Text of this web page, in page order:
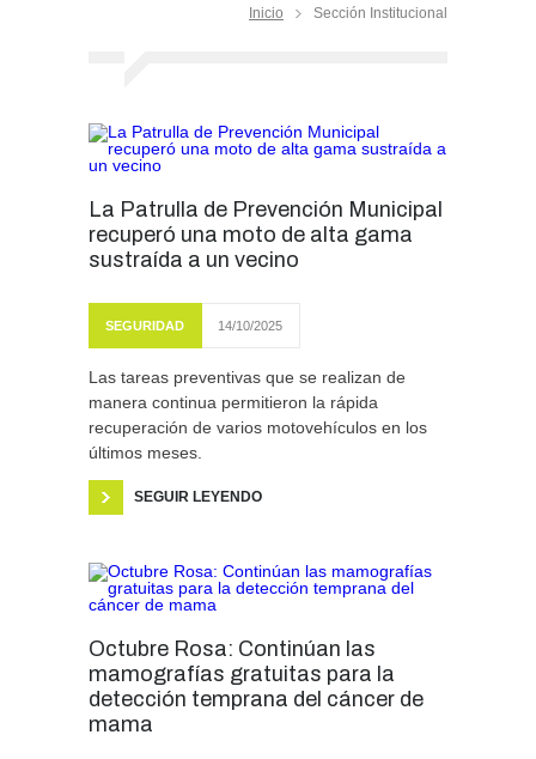
Inicio Sección Institucional
La Patrulla de Prevención Municipal
recuperó una moto de alta gama
sustraída a un vecino
SEGURIDAD 14/10/2025
Las tareas preventivas que se realizan de
manera continua permitieron la rápida
recuperación de varios motovehículos en los
últimos meses.
SEGUIR LEYENDO
Octubre Rosa: Continúan las
mamografías gratuitas para la
detección temprana del cáncer de
mama